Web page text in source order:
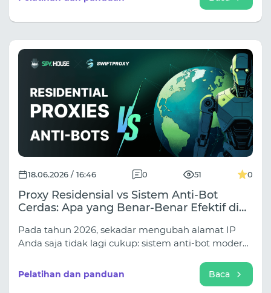
penipuan untuk menghubungkan profil. Pelajari
cara menutup kebocoran, mengatur multi-akun
Afina, dan melindungi farm Anda dari pemblokiran
massal secara andal (diskon hingga 30% di dalam!).
18.06.2026 / 16:46 0 51 0
Proxy Residensial vs Sistem Anti-Bot
Cerdas: Apa yang Benar-Benar Efektif di
Pada tahun 2026, sekadar mengubah alamat IP
Anda saja tidak lagi cukup: sistem anti-bot modern
browser, dan logika sesi. Dalam panduan baru
kami, kami membahas mengapa proxy server
Pelatihan dan panduan Baca